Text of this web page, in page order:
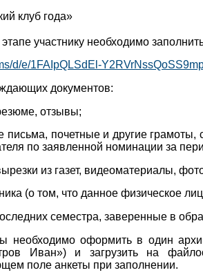
клуб года»
участнику необходимо
d/e/1FAIpQLSdEl-
документов:
отзывы;
письма, почетные и другие
по заявленной номинации за
из газет, видеоматериалы,
(о том, что данное физическое
семестра, заверенные в
необходимо оформить в один
Иван») и загрузить на
поле анкеты при заполнении.